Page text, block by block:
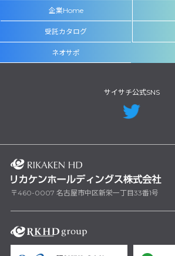
企業Home
受託カタログ
ネオサポ
サイサチ公式SNS
〒460-0007 名古屋市中区新栄一丁目33番1号